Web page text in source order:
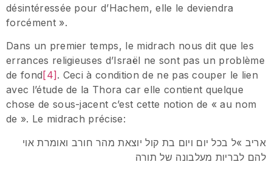
désintéressée pour d’Hachem, elle le deviendra
forcément ».
Dans un premier temps, le midrach nous dit que les
errances religieuses d’Israël ne sont pas un problème
de fond [4] . Ceci à condition de ne pas couper le lien
avec l’étude de la Thora car elle contient quelque
chose de sous-jacent c’est cette notion de « au nom
de ». Le midrach précise:
אריב »ל בכל יום ויום בת קול יוצאת מהר חורב ואומרת אוי
להם לבריות מעלבונה של תורה